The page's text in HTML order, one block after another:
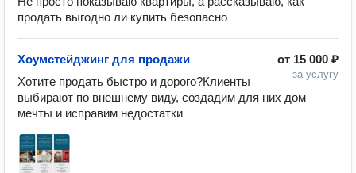
продать выгодно ли купить безопасно
от 15 000 ₽
за услугу
Хоумстейджинг для продажи
Хотите продать быстро и дорого?Клиенты
выбирают по внешнему виду, создадим для них дом
мечты и исправим недостатки